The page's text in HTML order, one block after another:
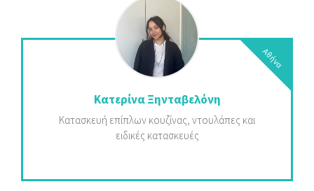
Αθήνα
Κατερίνα Ξηνταβελόνη
Κατασκευή επίπλων κουζίνας, ντουλάπες και
ειδικές κατασκευές